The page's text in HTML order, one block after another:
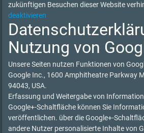
zukünftigen Besuchen dieser Website
deaktivieren
Nutzung von
Unsere Seiten nutzen Funktionen von
Google Inc., 1600 Amphitheatre Parkway
94043, USA.
Erfassung und Weitergabe von
Google+-Schaltfläche können Sie
veröffentlichen. über die Google+-
andere Nutzer personalisierte Inhalte von